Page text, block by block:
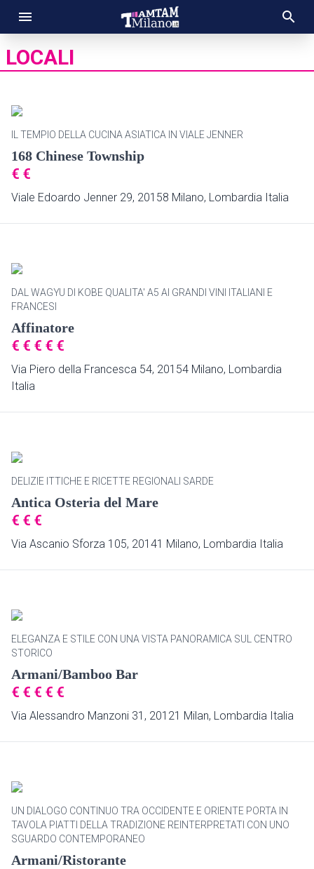
LOCALI
IL TEMPIO DELLA CUCINA ASIATICA IN VIALE JENNER
168 Chinese Township
€ €
Viale Edoardo Jenner 29, 20158 Milano, Lombardia Italia
DAL WAGYU DI KOBE QUALITA' A5 AI GRANDI VINI ITALIANI E
FRANCESI
Affinatore
€ € € € €
Via Piero della Francesca 54, 20154 Milano, Lombardia
Italia
DELIZIE ITTICHE E RICETTE REGIONALI SARDE
Antica Osteria del Mare
€ € €
Via Ascanio Sforza 105, 20141 Milano, Lombardia Italia
ELEGANZA E STILE CON UNA VISTA PANORAMICA SUL CENTRO
STORICO
Armani/Bamboo Bar
€ € € € €
Via Alessandro Manzoni 31, 20121 Milan, Lombardia Italia
UN DIALOGO CONTINUO TRA OCCIDENTE E ORIENTE PORTA IN
TAVOLA PIATTI DELLA TRADIZIONE REINTERPRETATI CON UNO
SGUARDO CONTEMPORANEO
Armani/Ristorante